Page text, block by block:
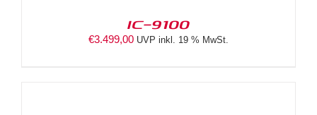
IC-9100
€3.499,00 UVP inkl. 19 % MwSt.